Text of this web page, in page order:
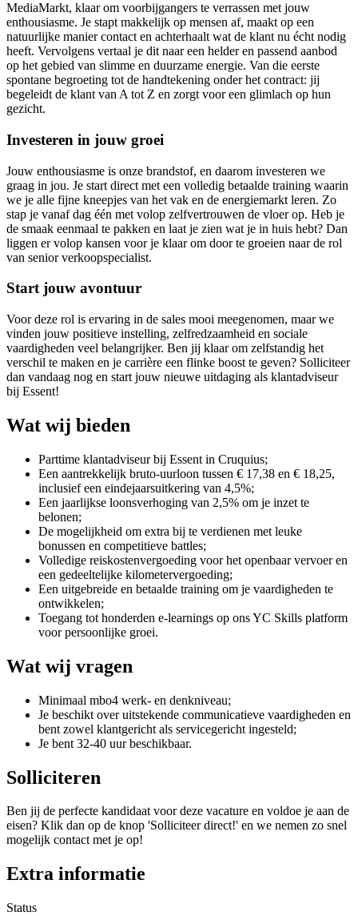
MediaMarkt, klaar om voorbijgangers te verrassen met jouw
enthousiasme. Je stapt makkelijk op mensen af, maakt op een
natuurlijke manier contact en achterhaalt wat de klant nu écht nodig
heeft. Vervolgens vertaal je dit naar een helder en passend aanbod
op het gebied van slimme en duurzame energie. Van die eerste
spontane begroeting tot de handtekening onder het contract: jij
begeleidt de klant van A tot Z en zorgt voor een glimlach op hun
gezicht.
Investeren in jouw groei
Jouw enthousiasme is onze brandstof, en daarom investeren we
graag in jou. Je start direct met een volledig betaalde training waarin
we je alle fijne kneepjes van het vak en de energiemarkt leren. Zo
stap je vanaf dag één met volop zelfvertrouwen de vloer op. Heb je
de smaak eenmaal te pakken en laat je zien wat je in huis hebt? Dan
liggen er volop kansen voor je klaar om door te groeien naar de rol
van senior verkoopspecialist.
Start jouw avontuur
Voor deze rol is ervaring in de sales mooi meegenomen, maar we
vinden jouw positieve instelling, zelfredzaamheid en sociale
vaardigheden veel belangrijker. Ben jij klaar om zelfstandig het
verschil te maken en je carrière een flinke boost te geven? Solliciteer
dan vandaag nog en start jouw nieuwe uitdaging als klantadviseur
bij Essent!
Wat wij bieden
Parttime klantadviseur bij Essent in Cruquius;
Een aantrekkelijk bruto-uurloon tussen € 17,38 en € 18,25,
inclusief een eindejaarsuitkering van 4,5%;
Een jaarlijkse loonsverhoging van 2,5% om je inzet te
belonen;
De mogelijkheid om extra bij te verdienen met leuke
bonussen en competitieve battles;
Volledige reiskostenvergoeding voor het openbaar vervoer en
een gedeeltelijke kilometervergoeding;
Een uitgebreide en betaalde training om je vaardigheden te
ontwikkelen;
Toegang tot honderden e-learnings op ons YC Skills platform
voor persoonlijke groei.
Wat wij vragen
Minimaal mbo4 werk- en denkniveau;
Je beschikt over uitstekende communicatieve vaardigheden en
bent zowel klantgericht als servicegericht ingesteld;
Je bent 32-40 uur beschikbaar.
Solliciteren
Ben jij de perfecte kandidaat voor deze vacature en voldoe je aan de
eisen? Klik dan op de knop 'Solliciteer direct!' en we nemen zo snel
mogelijk contact met je op!
Extra informatie
Status